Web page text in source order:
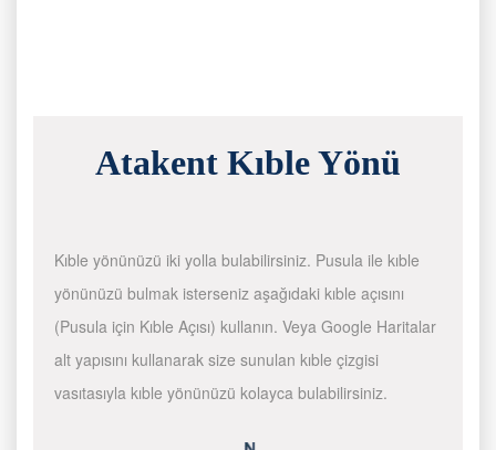
Atakent Kıble Yönü
Kıble yönünüzü iki yolla bulabilirsiniz. Pusula ile kıble
yönünüzü bulmak isterseniz aşağıdaki kıble açısını
(Pusula için Kıble Açısı) kullanın. Veya Google Haritalar
alt yapısını kullanarak size sunulan kıble çizgisi
vasıtasıyla kıble yönünüzü kolayca bulabilirsiniz.